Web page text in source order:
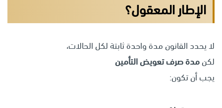
الإطار المعقول؟
لا يحدد القانون مدة واحدة ثابتة لكل الحالات،
لكنمدة صرف تعويض التأمين
يجب أن تكون: